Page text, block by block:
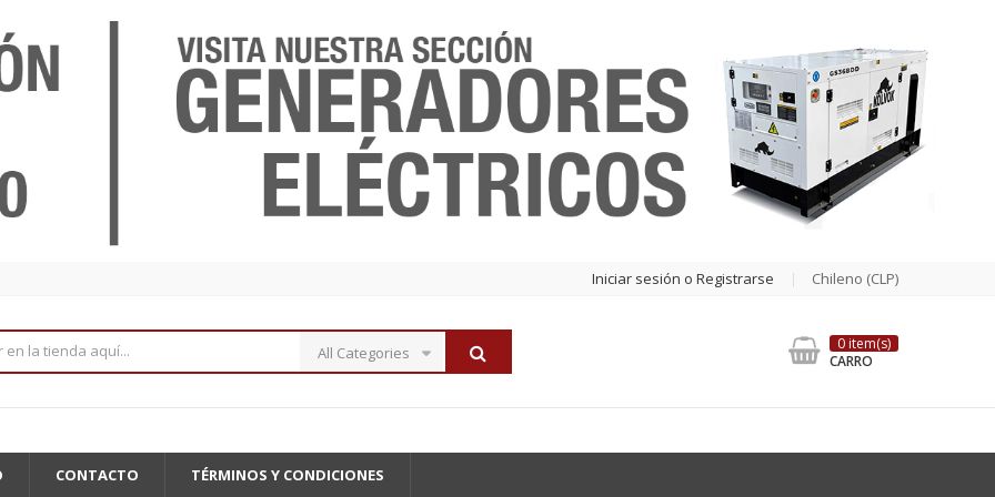
Iniciar sesión o Registrarse Chileno (CLP)
All Categories
0 item(s)
CARRO
CONTACTO TÉRMINOS Y CONDICIONES